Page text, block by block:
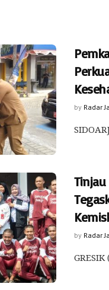
by Radar
Tinjau
by Radar